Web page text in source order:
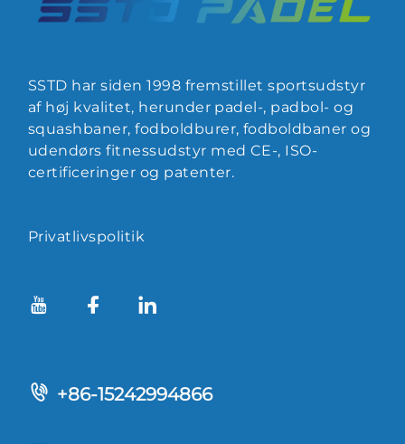
SSTD har siden 1998 fremstillet sportsudstyr
af høj kvalitet, herunder padel-, padbol- og
squashbaner, fodboldburer, fodboldbaner og
udendørs fitnessudstyr med CE-, ISO-
certificeringer og patenter.
Privatlivspolitik
+86-15242994866